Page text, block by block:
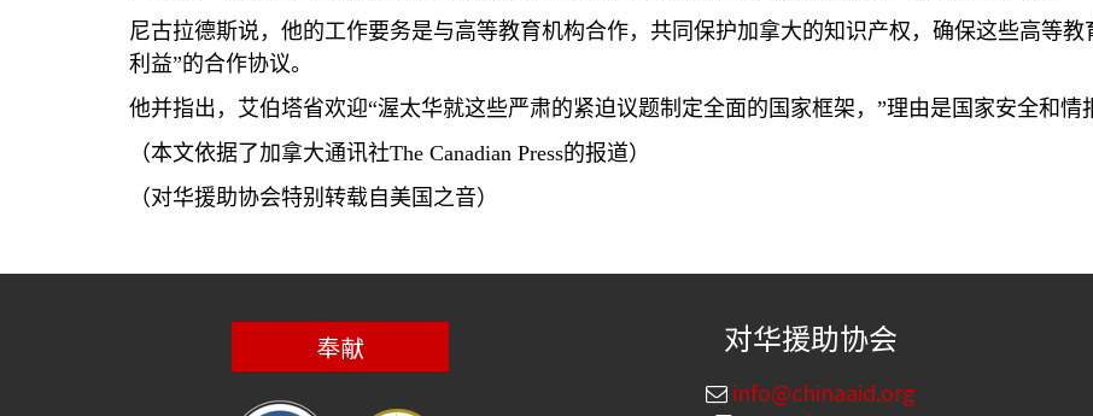
尼古拉德斯说，他的工作要务是与高等教育机构合作，共同保护加拿大的知识产权，确保这些高等
利益”的合作协议。
他并指出，艾伯塔省欢迎“渥太华就这些严肃的紧迫议题制定全面的国家框架，”理由是国家安全和情
（本文依据了加拿大通讯社The Canadian Press的报道）
（对华援助协会特别转载自美国之音）
奉献 对华援助协会
info@chinaaid.org